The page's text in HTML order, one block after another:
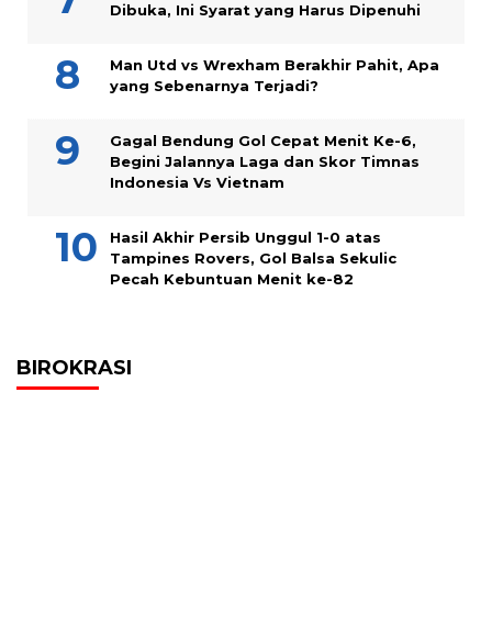
Dibuka, Ini Syarat yang Harus Dipenuhi
Man Utd vs Wrexham Berakhir Pahit, Apa
yang Sebenarnya Terjadi?
Gagal Bendung Gol Cepat Menit Ke-6,
Begini Jalannya Laga dan Skor Timnas
Indonesia Vs Vietnam
Hasil Akhir Persib Unggul 1-0 atas
Tampines Rovers, Gol Balsa Sekulic
Pecah Kebuntuan Menit ke-82
BIROKRASI